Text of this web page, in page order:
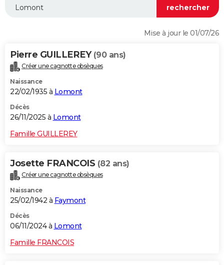
WEEK-END
Alimentation
Guide de la santé
Maladies
Médicaments
Sommeil
VOYAGE
Destinations
City break
Voyage nature
Voyage de noces
Forum
Climat
+PHOTO
GUIDES D'ACHAT
Carte de Noël
Carte Bonne année
Carte Saint-Valentin
Carte Pâques
Carte d'anniversaire
DICTIONNAIRE
Dictionnaire
Biographies
Citations
Expressions
Proverbes
PROGRAMME TV
S'inscrire
Se connecter
Lycées
Collèges
Primaires
Universités
Entreprises
Service militaire
Avis de recherche
AVIS DE DÉCÈS
FORUM
Mise à jour le 01/07/26
Pierre GUILLEREY (90 ans)
Créer une cagnotte obsèques
Naissance
22/02/1935 à Lomont
Décès
26/11/2025 à Lomont
Famille GUILLEREY
Josette FRANCOIS (82 ans)
Créer une cagnotte obsèques
Naissance
25/02/1942 à Faymont
Décès
06/11/2024 à Lomont
Famille FRANCOIS